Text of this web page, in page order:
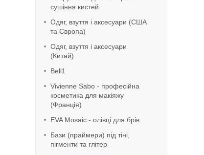
сушіння кистей
Одяг, взуття і аксесуари (США
та Європа)
Одяг, взуття і аксесуари
(Китай)
Bell1
Vivienne Sabo - професійна
косметика для макіяжу
(Франція)
EVA Mosaic - олівці для брів
Бази (праймери) під тіні,
пігменти та глітер